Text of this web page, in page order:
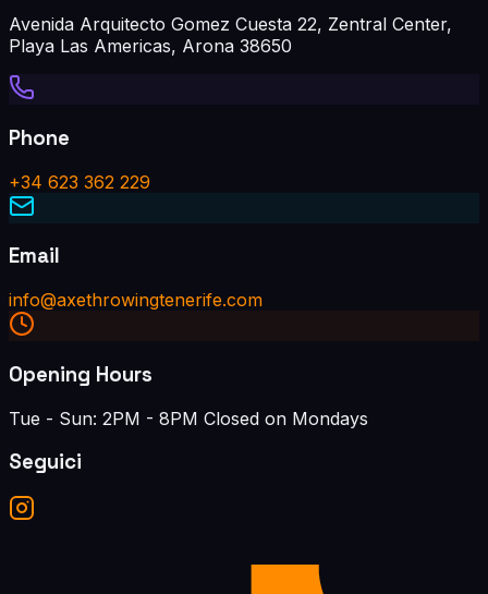
Avenida Arquitecto Gomez Cuesta 22, Zentral Center,
Playa Las Americas, Arona 38650
Phone
+34 623 362 229
Email
info@axethrowingtenerife.com
Opening Hours
Tue - Sun: 2PM - 8PM Closed on Mondays
Seguici